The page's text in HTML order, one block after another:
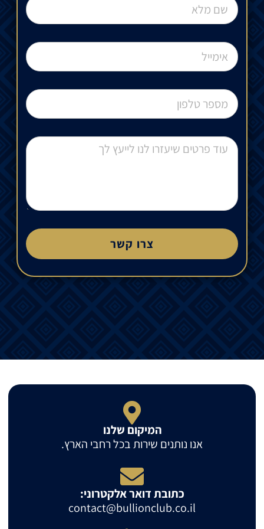
צרו קשר
המיקום שלנו
אנו נותנים שירות בכל רחבי הארץ.
כתובת דואר אלקטרוני:
contact@bullionclub.co.il